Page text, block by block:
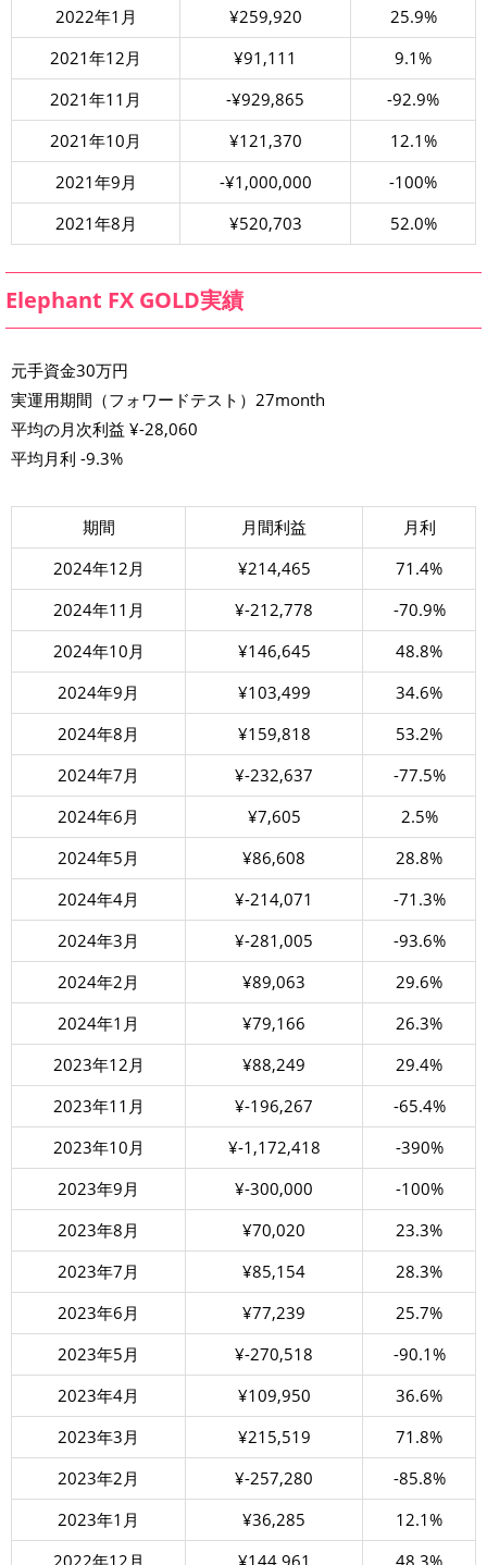
2022年1月
¥259,920
25.9%
2021年12月
¥91,111
9.1%
2021年11月
-¥929,865
-92.9%
2021年10月
¥121,370
12.1%
2021年9月
-¥1,000,000
-100%
2021年8月
¥520,703 52.0%
Elephant FX GOLD実績
元手資金30万円
実運用期間（フォワードテスト）27month
平均の月次利益 ¥-28,060
平均月利 -9.3%
期間 月間利益
月利
2024年12月
¥214,465
71.4%
2024年11月
¥-212,778
-70.9%
2024年10月
¥146,645
48.8%
2024年9月
¥103,499
34.6%
2024年8月
¥159,818
53.2%
2024年7月
¥-232,637
-77.5%
2024年6月
¥7,605
2.5%
2024年5月
¥86,608
28.8%
2024年4月
¥-214,071
-71.3%
2024年3月
¥-281,005
-93.6%
2024年2月
¥89,063
29.6%
2024年1月
¥79,166
26.3%
2023年12月
¥88,249
29.4%
2023年11月
¥-196,267
-65.4%
2023年10月
¥-1,172,418
-390%
2023年9月
¥-300,000
-100%
2023年8月
¥70,020
23.3%
2023年7月
¥85,154
28.3%
2023年6月
¥77,239
25.7%
2023年5月
¥-270,518
-90.1%
2023年4月
¥109,950
36.6%
2023年3月
¥215,519
71.8%
2023年2月
¥-257,280
-85.8%
2023年1月
¥36,285
12.1%